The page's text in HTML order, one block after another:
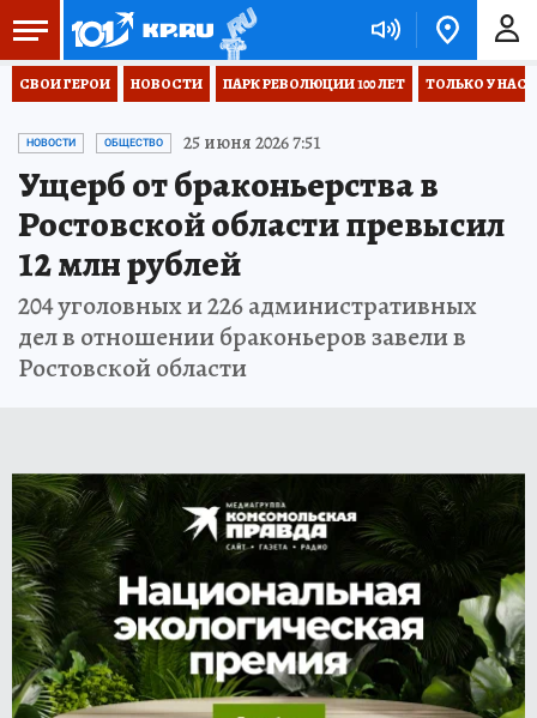
СВОИ ГЕРОИ НОВОСТИ ПАРК РЕВОЛЮЦИИ 100 ЛЕТ ТОЛЬКО У НАС
НОВОСТИ ОБЩЕСТВО 25 июня 2026 7:51
Ущерб от браконьерства в
Ростовской области превысил
12 млн рублей
204 уголовных и 226 административных
дел в отношении браконьеров завели в
Ростовской области